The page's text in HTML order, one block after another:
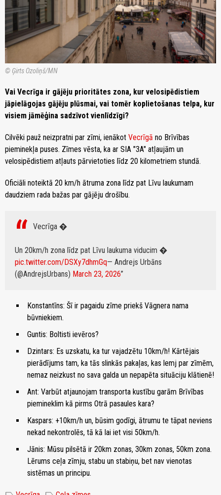
© Ģirts Ozoliņš/MN
Vai Vecrīga ir gājēju prioritātes zona, kur velosipēdistiem
jāpielāgojas gājēju plūsmai, vai tomēr koplietošanas telpa, kur
visiem jāmēģina sadzīvot vienlīdzīgi?
Cilvēki pauž neizpratni par zīmi, ienākot Vecrīgā no Brīvības
pieminekļa puses. Zīmes vēsta, ka ar SIA "3A" atļaujām un
velosipēdistiem atļauts pārvietoties līdz 20 kilometriem stundā.
Oficiāli noteiktā 20 km/h ātruma zona līdz pat Līvu laukumam
daudziem rada bažas par gājēju drošību.
Vecrīga �
Un 20km/h zona līdz pat Līvu laukuma viducim �
pic.twitter.com/DSXy7dhmGq— Andrejs Urbāns
(@AndrejsUrbans) March 23, 2026
Konstantīns: Šī ir pagaidu zīme priekš Vāgnera nama
būvniekiem.
Guntis: Boltisti ievēros?
Dzintars: Es uzskatu, ka tur vajadzētu 10km/h! Kārtējais
pierādījums tam, ka tās slinkās pakaļas, kas lemj par zīmēm,
nemaz neizkust no sava galda un nepapēta situāciju klātienē!
Ant: Varbūt atjaunojam transporta kustību garām Brīvības
piemineklim kā pirms Otrā pasaules kara?
Kaspars: +10km/h un, būsim godīgi, ātrumu te tāpat neviens
nekad nekontrolēs, tā kā lai iet visi 50km/h.
Jānis: Mūsu pilsētā ir 20km zonas, 30km zonas, 50km zona.
Lērums ceļa zīmju, stabu un stabiņu, bet nav vienotas
sistēmas un principu.